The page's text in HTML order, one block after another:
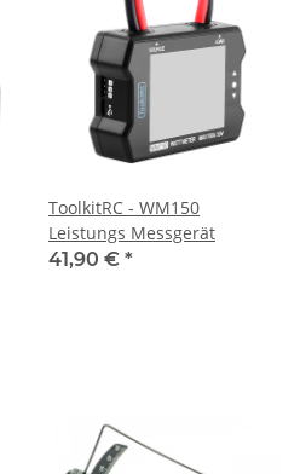
ToolkitRC - WM150
Leistungs Messgerät
41,90 € *